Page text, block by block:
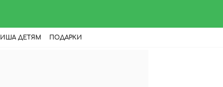
ДЕТЯМ ПОДАРКИ